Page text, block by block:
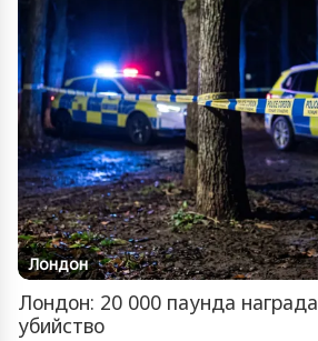
Лондон
Лондон: 20 000 паунда
убийство